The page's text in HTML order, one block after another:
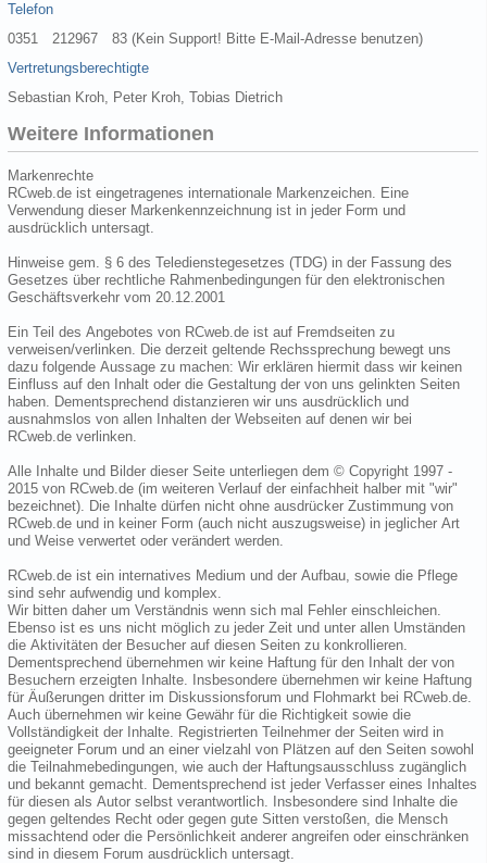
Telefon
0351 212967 83 (Kein Support! Bitte E-Mail-Adresse benutzen)
Vertretungsberechtigte
Sebastian Kroh, Peter Kroh, Tobias Dietrich
Weitere Informationen
Markenrechte
RCweb.de ist eingetragenes internationale Markenzeichen. Eine
Verwendung dieser Markenkennzeichnung ist in jeder Form und
ausdrücklich untersagt.
Hinweise gem. § 6 des Teledienstegesetzes (TDG) in der Fassung des
Gesetzes über rechtliche Rahmenbedingungen für den elektronischen
Geschäftsverkehr vom 20.12.2001
Ein Teil des Angebotes von RCweb.de ist auf Fremdseiten zu
verweisen/verlinken. Die derzeit geltende Rechssprechung bewegt uns
dazu folgende Aussage zu machen: Wir erklären hiermit dass wir keinen
Einfluss auf den Inhalt oder die Gestaltung der von uns gelinkten Seiten
haben. Dementsprechend distanzieren wir uns ausdrücklich und
ausnahmslos von allen Inhalten der Webseiten auf denen wir bei
RCweb.de verlinken.
Alle Inhalte und Bilder dieser Seite unterliegen dem © Copyright 1997 -
2015 von RCweb.de (im weiteren Verlauf der einfachheit halber mit "wir"
bezeichnet). Die Inhalte dürfen nicht ohne ausdrücker Zustimmung von
RCweb.de und in keiner Form (auch nicht auszugsweise) in jeglicher Art
und Weise verwertet oder verändert werden.
RCweb.de ist ein internatives Medium und der Aufbau, sowie die Pflege
sind sehr aufwendig und komplex.
Wir bitten daher um Verständnis wenn sich mal Fehler einschleichen.
Ebenso ist es uns nicht möglich zu jeder Zeit und unter allen Umständen
die Aktivitäten der Besucher auf diesen Seiten zu konkrollieren.
Dementsprechend übernehmen wir keine Haftung für den Inhalt der von
Besuchern erzeigten Inhalte. Insbesondere übernehmen wir keine Haftung
für Äußerungen dritter im Diskussionsforum und Flohmarkt bei RCweb.de.
Auch übernehmen wir keine Gewähr für die Richtigkeit sowie die
Vollständigkeit der Inhalte. Registrierten Teilnehmer der Seiten wird in
geeigneter Forum und an einer vielzahl von Plätzen auf den Seiten sowohl
die Teilnahmebedingungen, wie auch der Haftungsausschluss zugänglich
und bekannt gemacht. Dementsprechend ist jeder Verfasser eines Inhaltes
für diesen als Autor selbst verantwortlich. Insbesondere sind Inhalte die
gegen geltendes Recht oder gegen gute Sitten verstoßen, die Mensch
missachtend oder die Persönlichkeit anderer angreifen oder einschränken
sind in diesem Forum ausdrücklich untersagt.